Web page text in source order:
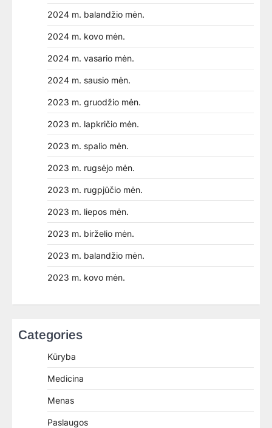
2024 m. balandžio mėn.
2024 m. kovo mėn.
2024 m. vasario mėn.
2024 m. sausio mėn.
2023 m. gruodžio mėn.
2023 m. lapkričio mėn.
2023 m. spalio mėn.
2023 m. rugsėjo mėn.
2023 m. rugpjūčio mėn.
2023 m. liepos mėn.
2023 m. birželio mėn.
2023 m. balandžio mėn.
2023 m. kovo mėn.
Categories
Kūryba
Medicina
Menas
Paslaugos